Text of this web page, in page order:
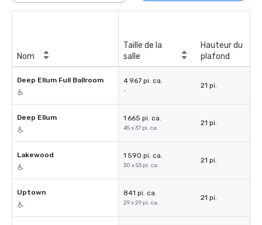
Nom
Taille de la
salle
Hauteur du
plafond
Deep Ellum Full Ballroom 4 967 pi. ca.
-
21 pi.
Deep Ellum 1 665 pi. ca.
45 x 37 pi. ca.
21 pi.
Lakewood 1 590 pi. ca.
30 x 53 pi. ca.
21 pi.
Uptown 841 pi. ca.
29 x 29 pi. ca.
21 pi.